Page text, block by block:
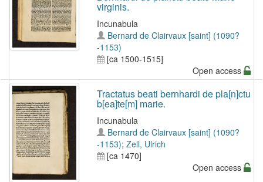
virginis.
Incunabula
Bernard de Clairvaux [saint] (1090?
-1153)
[ca 1500-1515]
Open access
Tractatus beati bernhardi de pla[n]ctu
b[ea]te[m] marie.
Incunabula
Bernard de Clairvaux [saint] (1090?
-1153); Zell, Ulrich
[ca 1470]
Open access